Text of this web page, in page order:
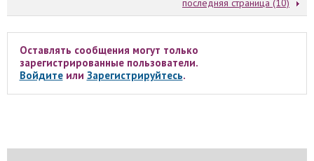
последняя страница (10)
Оставлять сообщения могут только
зарегистрированные пользователи.
Войдитеили Зарегистрируйтесь.